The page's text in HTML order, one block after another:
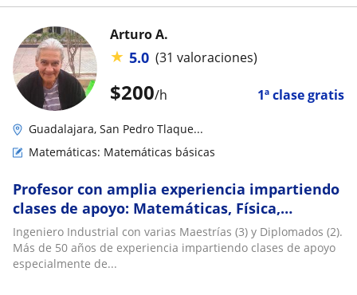
$200/h 1ª clase gratis
Arturo A.
★ 5.0 (31 valoraciones)
Guadalajara, San Pedro Tlaque...
Matemáticas: Matemáticas básicas
Profesor con amplia experiencia impartiendo
clases de apoyo: Matemáticas, Física,
Química, Desarrollo de Sistemas, Desarrollo
Web, Inglés. Flexibilidad de horarios
Ingeniero Industrial con varias Maestrías (3) y Diplomados (2).
Más de 50 años de experiencia impartiendo clases de apoyo
especialmente de...